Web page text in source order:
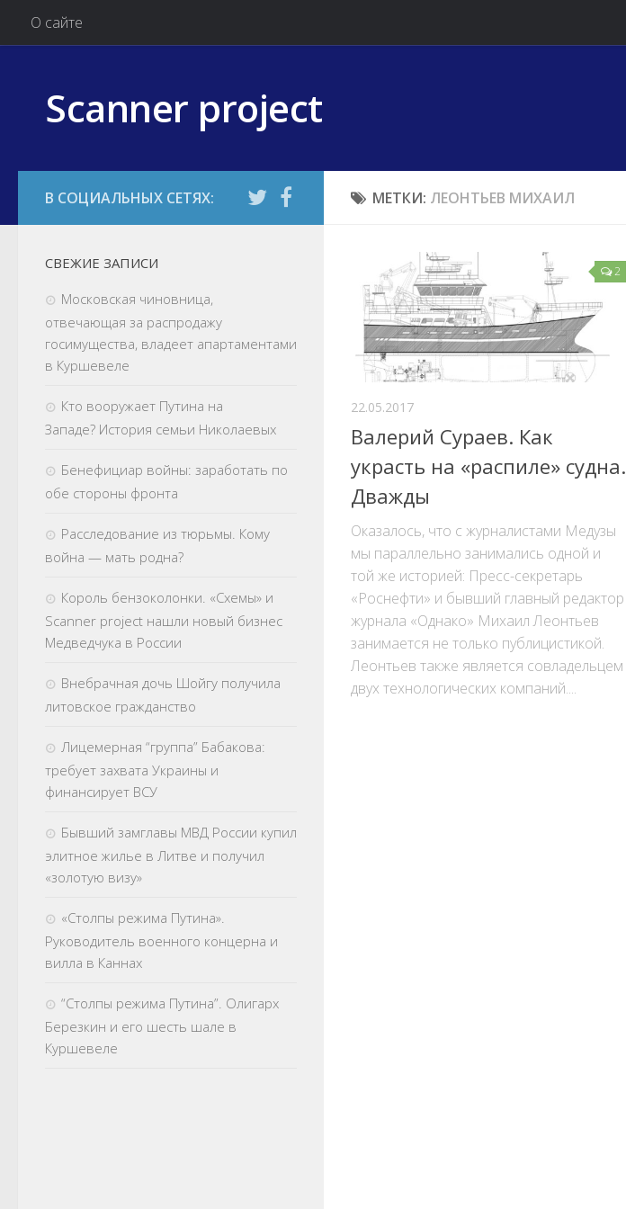
О сайте
Scanner project
МЕТКИ: ЛЕОНТЬЕВ МИХАИЛ
2
22.05.2017
Валерий Сураев. Как
украсть на «распиле» судна.
Дважды
Оказалось, что с журналистами Медузы
мы параллельно занимались одной и
той же историей: Пресс-секретарь
«Роснефти» и бывший главный редактор
журнала «Однако» Михаил Леонтьев
занимается не только публицистикой.
Леонтьев также является совладельцем
двух технологических компаний....
СВЕЖИЕ ЗАПИСИ
Московская чиновница,
отвечающая за распродажу
госимущества, владеет апартаментами
в Куршевеле
Кто вооружает Путина на
Западе? История семьи Николаевых
Бенефициар войны: заработать по
обе стороны фронта
Расследование из тюрьмы. Кому
война — мать родна?
Король бензоколонки. «Схемы» и
Scanner project нашли новый бизнес
Медведчука в России
Внебрачная дочь Шойгу получила
литовское гражданство
Лицемерная “группа” Бабакова:
требует захвата Украины и
финансирует ВСУ
Бывший замглавы МВД России купил
элитное жилье в Литве и получил
«золотую визу»
«Столпы режима Путина».
Руководитель военного концерна и
вилла в Каннах
“Столпы режима Путина”. Олигарх
Березкин и его шесть шале в
Куршевеле